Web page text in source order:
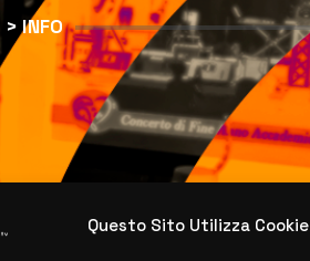
Questo Sito Utilizza Cookie
> INFO